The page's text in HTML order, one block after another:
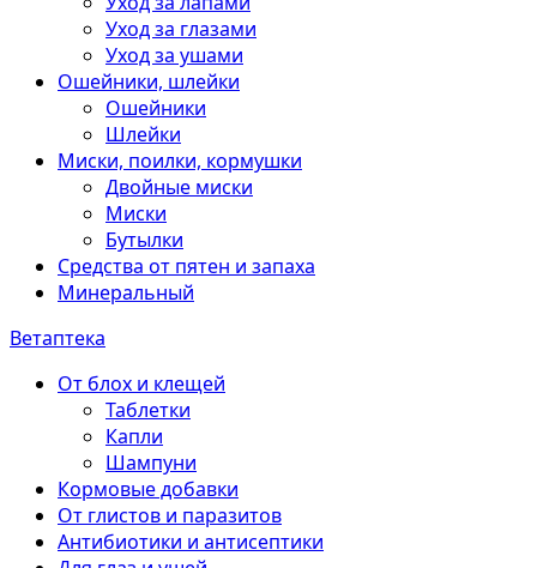
Уход за глазами
Уход за ушами
Ошейники, шлейки
Ошейники
Шлейки
Миски, поилки, кормушки
Двойные миски
Миски
Бутылки
Средства от пятен и запаха
Минеральный
Ветаптека
От блох и клещей
Таблетки
Капли
Шампуни
Кормовые добавки
От глистов и паразитов
Антибиотики и антисептики